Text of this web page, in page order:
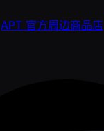
APT 官方周边商品店